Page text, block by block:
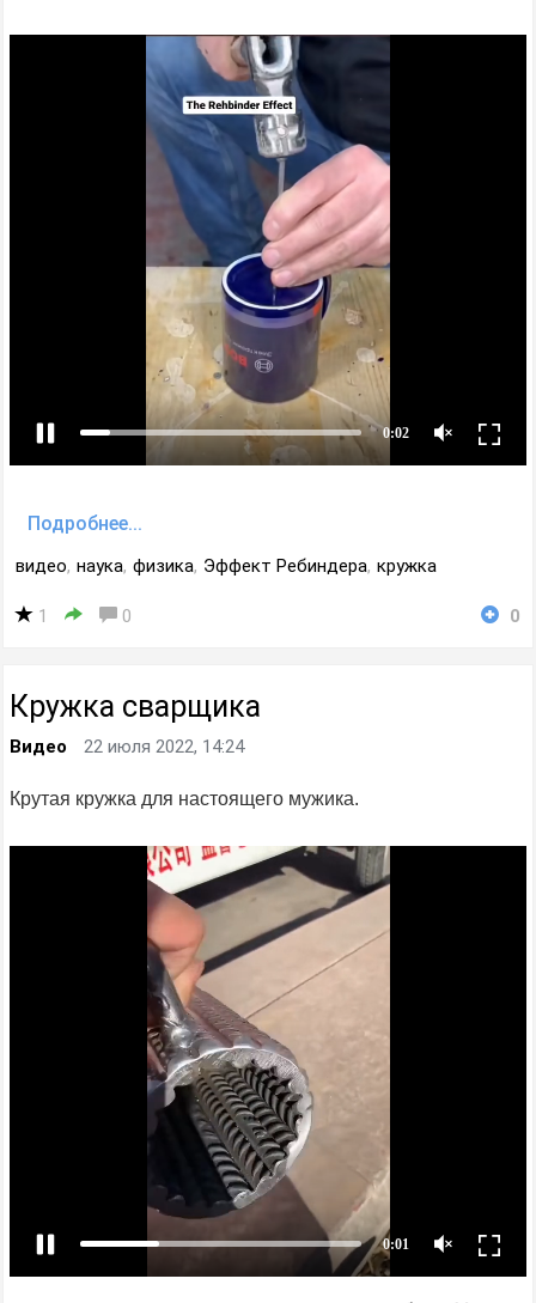
Подробнее...
видео, наука, физика, Эффект Ребиндера, кружка
1 0 0
Кружка сварщика
Видео 22 июля 2022, 14:24
Крутая кружка для настоящего мужика.